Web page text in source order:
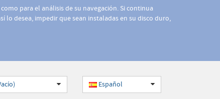
para el análisis de su navegación. Si continua
lo desea, impedir que sean instaladas en su disco duro,
Español